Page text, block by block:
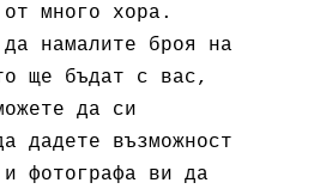
от много хора.
намалите броя на
ще бъдат с вас,
да си
дадете възможност
фотографа ви да